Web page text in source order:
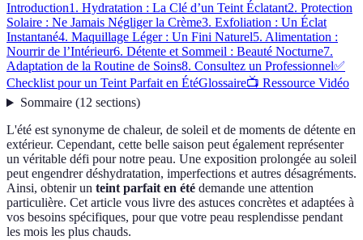
Introduction1. Hydratation : La Clé d’un Teint Éclatant2. Protection
Solaire : Ne Jamais Négliger la Crème3. Exfoliation : Un Éclat
Instantané4. Maquillage Léger : Un Fini Naturel5. Alimentation :
Nourrir de l’Intérieur6. Détente et Sommeil : Beauté Nocturne7.
Adaptation de la Routine de Soins8. Consultez un Professionnel✅
Checklist pour un Teint Parfait en ÉtéGlossaire📺 Ressource Vidéo
Sommaire(12 sections)
L'été est synonyme de chaleur, de soleil et de moments de détente en
extérieur. Cependant, cette belle saison peut également représenter
un véritable défi pour notre peau. Une exposition prolongée au soleil
peut engendrer déshydratation, imperfections et autres désagréments.
Ainsi, obtenir un teint parfait en été demande une attention
particulière. Cet article vous livre des astuces concrètes et adaptées à
vos besoins spécifiques, pour que votre peau resplendisse pendant
les mois les plus chauds.